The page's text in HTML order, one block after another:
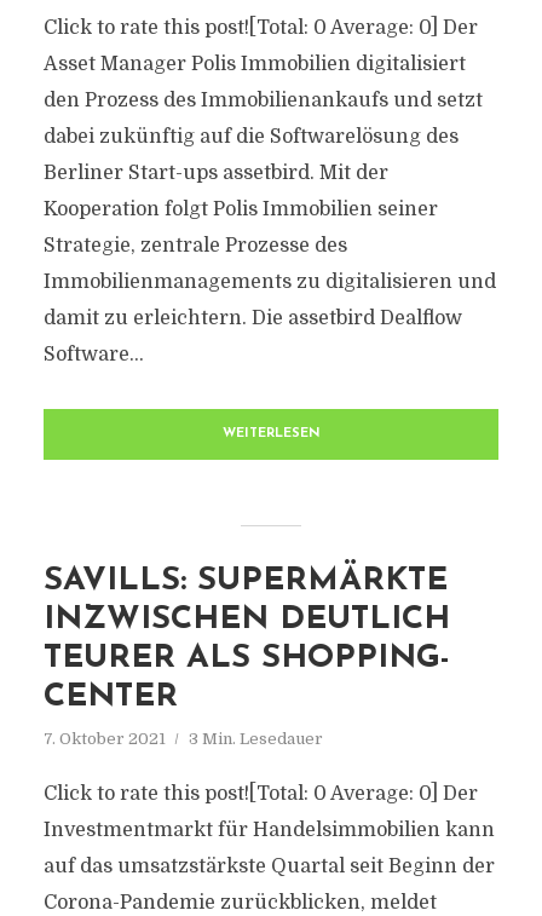
Click to rate this post![Total: 0 Average: 0] Der
Asset Manager Polis Immobilien digitalisiert
den Prozess des Immobilienankaufs und setzt
dabei zukünftig auf die Softwarelösung des
Berliner Start-ups assetbird. Mit der
Kooperation folgt Polis Immobilien seiner
Strategie, zentrale Prozesse des
Immobilienmanagements zu digitalisieren und
damit zu erleichtern. Die assetbird Dealflow
Software...
WEITERLESEN
SAVILLS: SUPERMÄRKTE
INZWISCHEN DEUTLICH
TEURER ALS SHOPPING-
CENTER
7. Oktober 2021 3 Min. Lesedauer
Click to rate this post![Total: 0 Average: 0] Der
Investmentmarkt für Handelsimmobilien kann
auf das umsatzstärkste Quartal seit Beginn der
Corona-Pandemie zurückblicken, meldet